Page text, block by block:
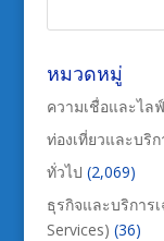
หมวดหมู่
ความเชื่อและไล
ท่องเที่ยวและบริ
ทั่วไป (2,069)
ธุรกิจและบริการ
Services) (36)